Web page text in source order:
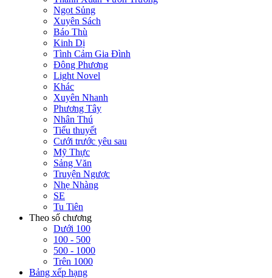
Ngọt Sủng
Xuyên Sách
Báo Thù
Kinh Dị
Tình Cảm Gia Đình
Đông Phương
Light Novel
Khác
Xuyên Nhanh
Phương Tây
Nhân Thú
Tiểu thuyết
Cưới trước yêu sau
Mỹ Thực
Sảng Văn
Truyện Ngược
Nhẹ Nhàng
SE
Tu Tiên
Theo số chương
Dưới 100
100 - 500
500 - 1000
Trên 1000
Bảng xếp hạng